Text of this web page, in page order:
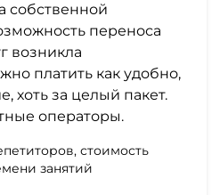
собственной
переноса
возникла
платить как удобно,
хоть за целый пакет.
операторы.
стоимость
занятий